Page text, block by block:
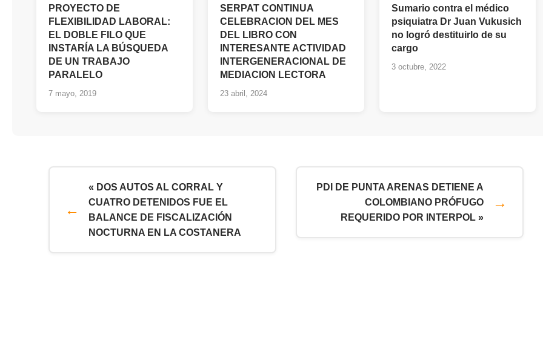
PROYECTO DE
FLEXIBILIDAD LABORAL:
EL DOBLE FILO QUE
INSTARÍA LA BÚSQUEDA
DE UN TRABAJO
PARALELO
7 mayo, 2019
SERPAT CONTINUA
CELEBRACION DEL MES
DEL LIBRO CON
INTERESANTE ACTIVIDAD
INTERGENERACIONAL DE
MEDIACION LECTORA
23 abril, 2024
Sumario contra el médico
psiquiatra Dr Juan Vukusich
no logró destituirlo de su
cargo
3 octubre, 2022
« DOS AUTOS AL CORRAL Y
CUATRO DETENIDOS FUE EL
BALANCE DE FISCALIZACIÓN
NOCTURNA EN LA COSTANERA
PDI DE PUNTA ARENAS DETIENE A
COLOMBIANO PRÓFUGO
REQUERIDO POR INTERPOL »